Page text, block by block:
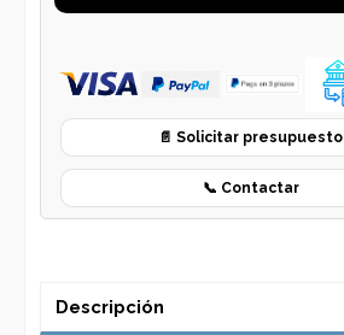
📄 Solicitar presupuesto
📞 Contactar
Descripción